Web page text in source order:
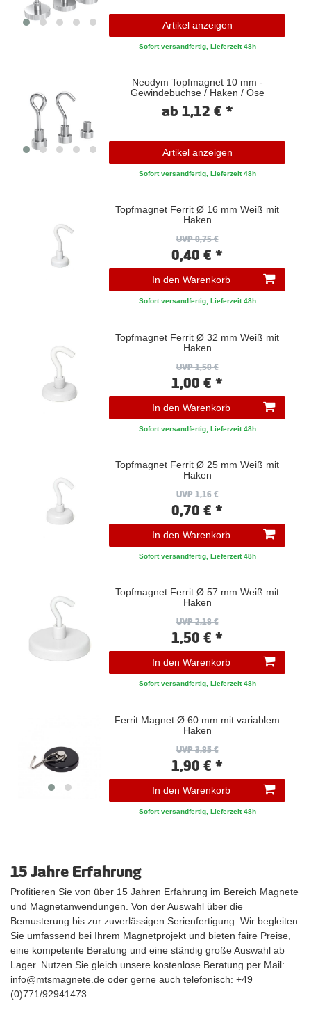
Artikel anzeigen
Sofort versandfertig, Lieferzeit 48h
Neodym Topfmagnet 10 mm -
Gewindebuchse / Haken / Öse
ab 1,12 € *
Artikel anzeigen
Sofort versandfertig, Lieferzeit 48h
Topfmagnet Ferrit Ø 16 mm Weiß mit
Haken
UVP 0,75 €
0,40 € *
In den Warenkorb
Sofort versandfertig, Lieferzeit 48h
Topfmagnet Ferrit Ø 32 mm Weiß mit
Haken
UVP 1,50 €
1,00 € *
In den Warenkorb
Sofort versandfertig, Lieferzeit 48h
Topfmagnet Ferrit Ø 25 mm Weiß mit
Haken
UVP 1,16 €
0,70 € *
In den Warenkorb
Sofort versandfertig, Lieferzeit 48h
Topfmagnet Ferrit Ø 57 mm Weiß mit
Haken
UVP 2,18 €
1,50 € *
In den Warenkorb
Sofort versandfertig, Lieferzeit 48h
Ferrit Magnet Ø 60 mm mit variablem
Haken
UVP 3,85 €
1,90 € *
In den Warenkorb
Sofort versandfertig, Lieferzeit 48h
15 Jahre Erfahrung
Profitieren Sie von über 15 Jahren Erfahrung im Bereich Magnete
und Magnetanwendungen. Von der Auswahl über die
Bemusterung bis zur zuverlässigen Serienfertigung. Wir begleiten
Sie umfassend bei Ihrem Magnetprojekt und bieten faire Preise,
eine kompetente Beratung und eine ständig große Auswahl ab
Lager. Nutzen Sie gleich unsere kostenlose Beratung per Mail:
info@mtsmagnete.de oder gerne auch telefonisch: +49
(0)771/92941473